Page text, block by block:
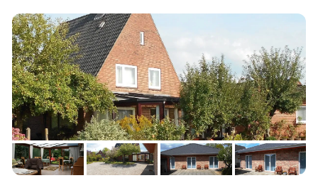
Rivaner und Elbling. Seit 1987 auch die Rotweinsorten Blauer
Spätburgunder, Dornfelder, Merlot und Dunkelfelder.
INKLUSIVE: PKW-Parkplatz am Haus, ...